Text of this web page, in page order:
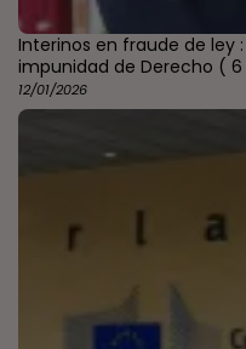
Interinos en fraude de ley
impunidad de Derecho ( 6
12/01/2026